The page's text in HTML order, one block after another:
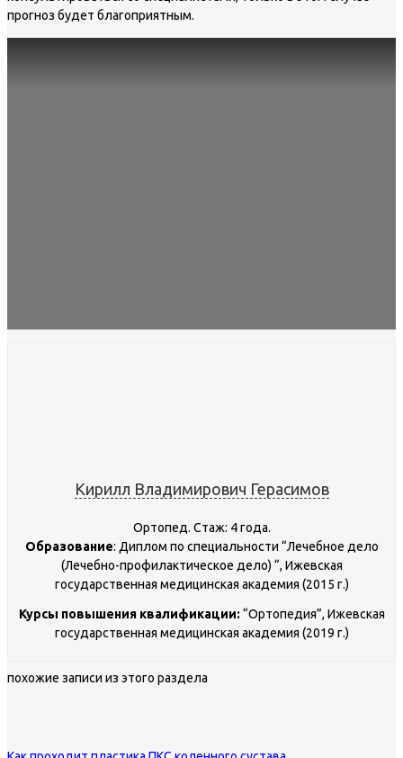
прогноз будет благоприятным.
Кирилл Владимирович Герасимов
Ортопед. Стаж: 4 года.
Образование: Диплом по специальности “Лечебное дело
(Лечебно-профилактическое дело) “, Ижевская
государственная медицинская академия (2015 г.)
Курсы повышения квалификации: “Ортопедия”, Ижевская
государственная медицинская академия (2019 г.)
похожие записи из этого раздела